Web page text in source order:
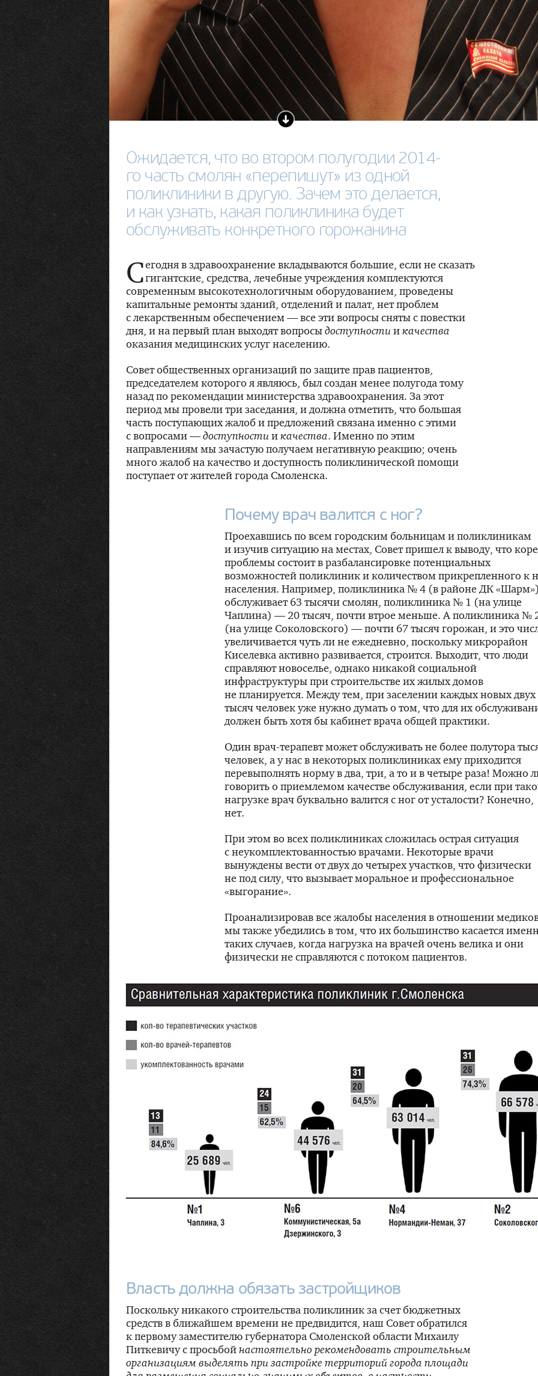
Ожидается, что во втором полугодии 2014­
го часть смолян «перепишут» из одной
поликлиники в другую. Зачем это делается,
и как узнать, какая поликлиника будет
обслуживать конкретного горожанина
Сегодня в здравоохранение вкладываются большие, если не сказать
гигантские, средства, лечебные учреждения комплектуются
современным высокотехнологичным оборудованием, проведены
капитальные ремонты зданий, отделений и палат, нет проблем
с лекарственным обеспечением — все эти вопросы сняты с повестки
дня, и на первый план выходят вопросыдоступностиикачества
оказания медицинских услуг населению.
Совет общественных организаций по защите прав пациентов,
председателем которого я являюсь, был создан менее полугода тому
назад по рекомендации министерства здравоохранения. За этот
период мы провели три заседания, и должна отметить, что большая
часть поступающих жалоб и предложений связана именно с этими
с вопросами —доступностиикачества. Именно по этим
направлениям мы зачастую получаем негативную реакцию; очень
много жалоб на качество и доступность поликлинической помощи
поступает от жителей города Смоленска.
Почему врач валится с ног?
Проехавшись по всем городским больницам и поликлиникам
и изучив ситуацию на местах, Совет пришел к выводу, что
проблемы состоит в разбалансировке потенциальных
возможностей поликлиник и количеством прикрепленного к
населения. Например, поликлиника № 4 (в районе ДК
обслуживает 63 тысячи смолян, поликлиника № 1 (на улице
Чаплина) — 20 тысяч, почти втрое меньше. А поликлиника №
(на улице Соколовского) — почти 67 тысяч горожан, и это
увеличивается чуть ли не ежедневно, поскольку микрорайон
Киселевка активно развивается, строится. Выходит, что люди
справляют новоселье, однако никакой социальной
инфраструктуры при строительстве их жилых домов
не планируется. Между тем, при заселении каждых новых двух
тысяч человек уже нужно думать о том, что для их
должен быть хотя бы кабинет врача общей практики.
Одинврач-терапевтможет обслуживать не более полутора
человек, а у нас в некоторых поликлиниках ему приходится
перевыполнять норму в два, три, а то и в четыре раза! Можно
говорить о приемлемом качестве обслуживания, если при
нагрузке врач буквально валится с ног от усталости? Конечно,
нет.
При этом во всех поликлиниках сложилась острая ситуация
с неукомплектованностью врачами. Некоторые врачи
вынуждены вести от двух до четырех участков, что физически
не под силу, что вызывает моральное и профессиональное
«выгорание».
Проанализировав все жалобы населения в отношении
мы также убедились в том, что их большинство касается
таких случаев, когда нагрузка на врачей очень велика и они
физически не справляются с потоком пациентов.
Власть должна обязать застройщиков
Поскольку никакого строительства поликлиник за счет бюджетных
средств в ближайшем времени не предвидится, наш Совет обратился
к первому заместителю губернатора Смоленской области Михаилу
Питкевичу с просьбойнастоятельно рекомендовать строительным
организациям выделять при застройке территорий города площади